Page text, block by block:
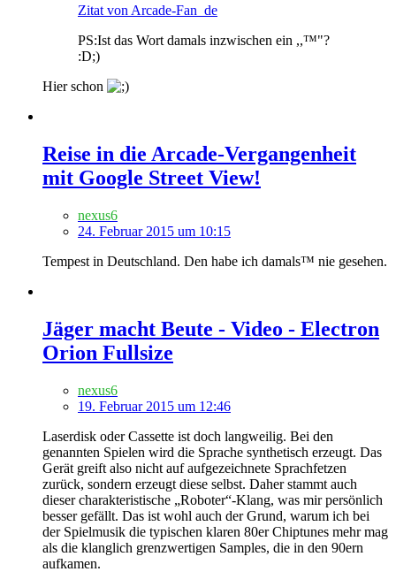
Zitat von Arcade-Fan_de
PS:Ist das Wort damals inzwischen ein ,,™"?
:D;)
Hier schon
Reise in die Arcade-Vergangenheit
mit Google Street View!
nexus6
24. Februar 2015 um 10:15
Tempest in Deutschland. Den habe ich damals™ nie gesehen.
Jäger macht Beute - Video - Electron
Orion Fullsize
nexus6
19. Februar 2015 um 12:46
Laserdisk oder Cassette ist doch langweilig. Bei den
genannten Spielen wird die Sprache synthetisch erzeugt. Das
Gerät greift also nicht auf aufgezeichnete Sprachfetzen
zurück, sondern erzeugt diese selbst. Daher stammt auch
dieser charakteristische „Roboter“-Klang, was mir persönlich
besser gefällt. Das ist wohl auch der Grund, warum ich bei
der Spielmusik die typischen klaren 80er Chiptunes mehr mag
als die klanglich grenzwertigen Samples, die in den 90ern
aufkamen.